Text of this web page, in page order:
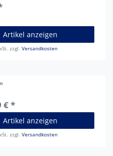
Artikel anzeigen
zzgl.Versandkosten
€ *
Artikel anzeigen
zzgl.Versandkosten